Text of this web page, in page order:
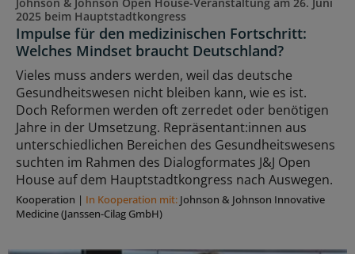
2025 beim Hauptstadtkongress
Impulse für den medizinischen Fortschritt:
Welches Mindset braucht Deutschland?
Vieles muss anders werden, weil das deutsche
Gesundheitswesen nicht bleiben kann, wie es ist.
Doch Reformen werden oft zerredet oder benötigen
Jahre in der Umsetzung. Repräsentant:innen aus
unterschiedlichen Bereichen des Gesundheitswesens
suchten im Rahmen des Dialogformates J&J Open
House auf dem Hauptstadtkongress nach Auswegen.
Kooperation | In Kooperation mit: Johnson & Johnson Innovative
Medicine (Janssen-Cilag GmbH)